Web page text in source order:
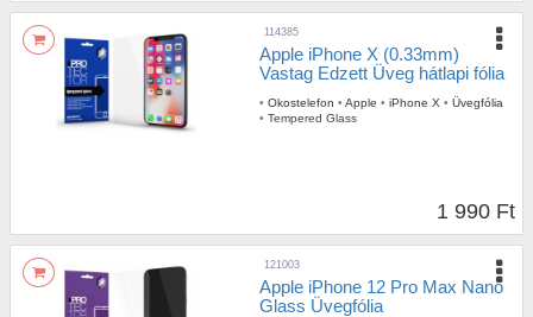
114385
Apple iPhone X (0.33mm)
Vastag Edzett Üveg hátlapi fólia
• Okostelefon • Apple • iPhone X • Üvegfólia
• Tempered Glass
1 990 Ft
121003
Apple iPhone 12 Pro Max Nano
Glass Üvegfólia